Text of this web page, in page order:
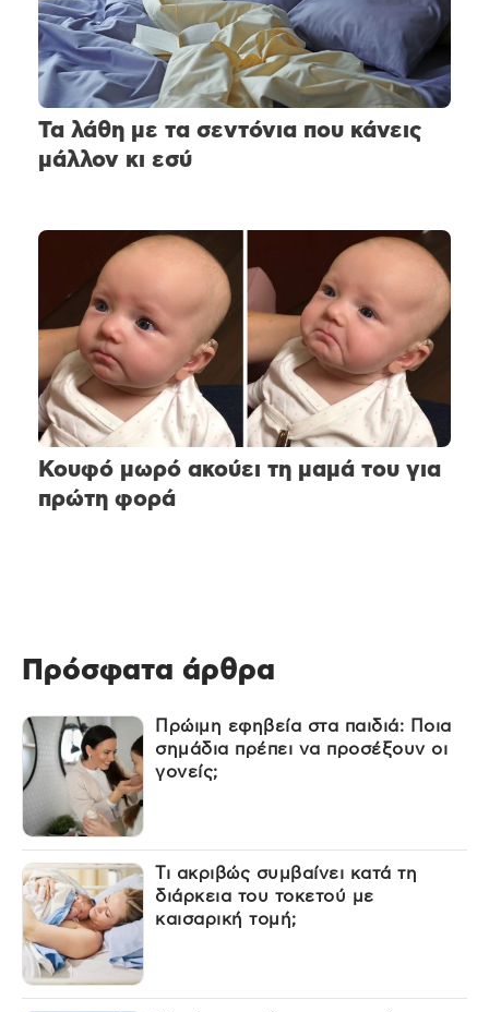
Τα λάθη με τα σεντόνια που κάνεις
μάλλον κι εσύ
Κουφό μωρό ακούει τη μαμά του για
πρώτη φορά
Πρόσφατα άρθρα
Πρώιμη εφηβεία στα παιδιά: Ποια
σημάδια πρέπει να προσέξουν οι
γονείς;
Τι ακριβώς συμβαίνει κατά τη
διάρκεια του τοκετού με
καισαρική τομή;